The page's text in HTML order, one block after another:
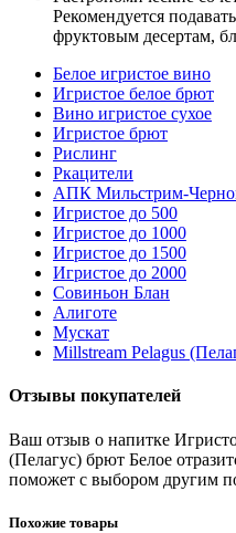
Рекомендуется
фруктовым десертам,
Белое игристое вино
Игристое белое брют
Вино игристое сухое
Игристое брют
Рислинг
Ркацители
АПК Мильстрим-
Игристое до 500
Игристое до 1000
Игристое до 1500
Игристое до 2000
Совиньон Блан
Алиготе
Мускат
Millstream Pelagus
Отзывы покупателей
Ваш отзыв о напитке
(Пелагус) брют Белое
поможет с выбором другим
Похожие товары